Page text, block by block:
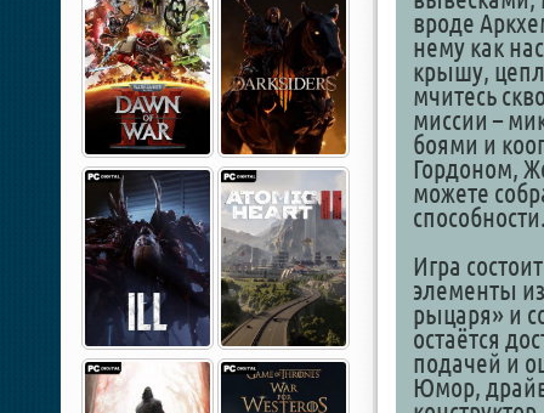
вроде
нему как
крышу,
мчитесь
миссии –
боями и
Гордоном,
можете
Игра
элементы
рыцаря» и
остаётся
подачей и
Юмор,